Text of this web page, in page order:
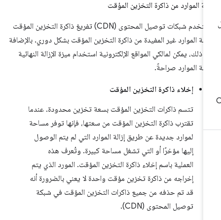
الموارد من ذاكرة التخزين المؤقت
تستخدم شبكات توصيل المحتوى (CDN) تفريغ ذاكرة التخزين المؤقت
الموارد غير المفيدة من ذاكرة التخزين المؤقت بشكل دوري. بالإضافة
ذلك، يمكن لمالكي المواقع الإلكترونية استخدام ميزة الإزالة النهائية
الموارد صراحةً.
إخلاء ذاكرة التخزين المؤقت
تتسم ذاكرات التخزين المؤقت بسعة تخزين محدودة. عندما
تقترب ذاكرة التخزين المؤقت من سعتها، فإنها توفر مساحة
لموارد جديدة عن طريق إزالة الموارد التي لم يتم الوصول
إليها مؤخرًا أو التي تشغل مساحة كبيرة. وتُعرف هذه
العملية باسم إخلاء ذاكرة التخزين المؤقت. المورد الذي يتم
إخراجه من ذاكرة تخزين مؤقت واحدة لا يعني بالضرورة أنه
قد تم حذفه من جميع ذاكرات التخزين المؤقت في شبكة
توصيل المحتوى (CDN).